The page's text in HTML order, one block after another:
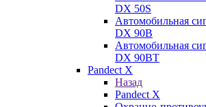
DX 50S
Автомобильная
DX 90B
Автомобильная
DX 90BT
Pandect X
Назад
Pandect X